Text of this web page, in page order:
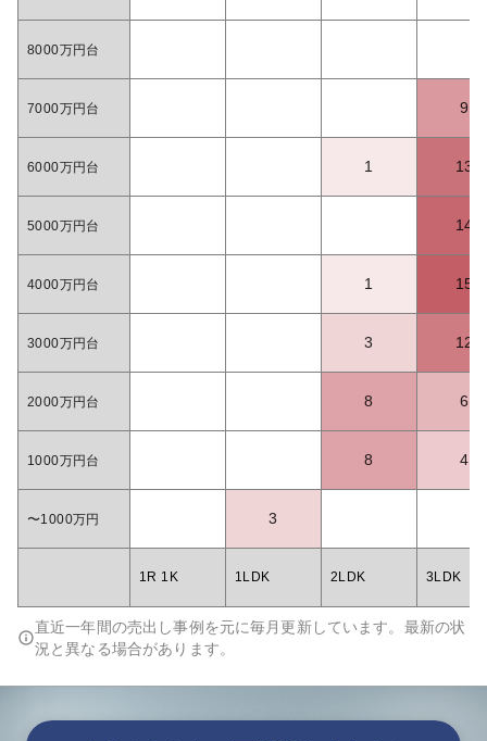
8000万円台
7000万円台 9
6000万円台 1 13
5000万円台 14
4000万円台 1 15
3000万円台 3 12
2000万円台 8 6
1000万円台 8 4
〜1000万円 3
1R 1K 1LDK 2LDK 3LDK
直近一年間の売出し事例を元に毎月更新しています。最新の状
況と異なる場合があります。